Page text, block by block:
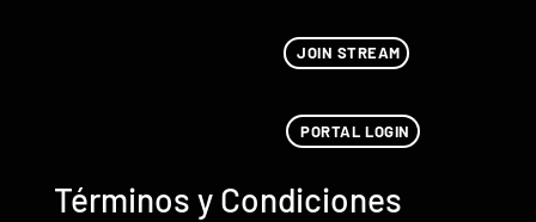
JOIN STREAM
PORTAL LOGIN
Términos y Condiciones